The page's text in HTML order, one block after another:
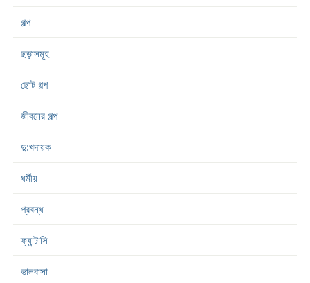
গল্প
ছড়াসমূহ
ছোট গল্প
জীবনের গল্প
দু:খদায়ক
ধর্মীয়
প্রবন্ধ
ফ্যান্টাসি
ভালবাসা